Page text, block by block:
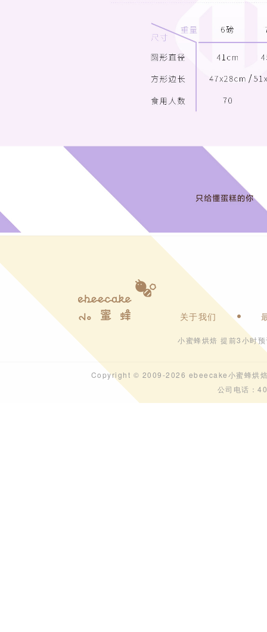
关于我们
小蜜蜂烘焙 提前3小时
Copyright © 2009-2026 ebeecake小蜜蜂烘
公司电话